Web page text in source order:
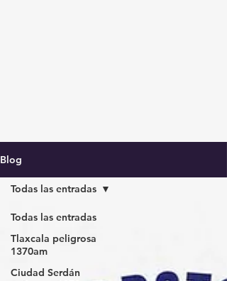
Blog
Todas las entradas
Tlaxcala peligrosa
1370am
Ciudad Serdán
Todas las entradas